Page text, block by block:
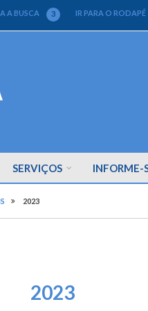
A BUSCA 3 IR PARA O RODAPÉ
SERVIÇOS INFORME-
2023
2023